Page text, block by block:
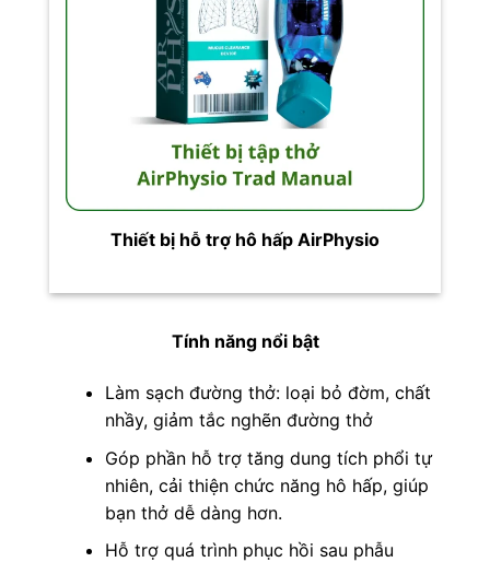
Thiết bị hỗ trợ hô hấp AirPhysio
Tính năng nổi bật
Làm sạch đường thở: loại bỏ đờm, chất
nhầy, giảm tắc nghẽn đường thở
Góp phần hỗ trợ tăng dung tích phổi tự
nhiên, cải thiện chức năng hô hấp, giúp
bạn thở dễ dàng hơn.
Hỗ trợ quá trình phục hồi sau phẫu